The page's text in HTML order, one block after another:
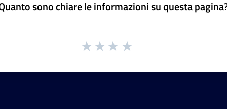
sono chiare le informazioni su questa